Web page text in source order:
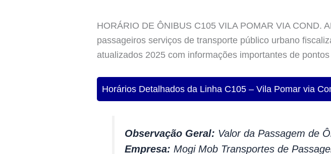
HORÁRIO DE ÔNIBUS C105 VILA POMAR VIA COND.
passageiros serviços de transporte público urbano
atualizados 2025 com informações importantes de
Horários Detalhados da Linha C105 – Vila Pomar via
Observação Geral: Valor da Passagem de
Empresa: Mogi Mob Transportes de